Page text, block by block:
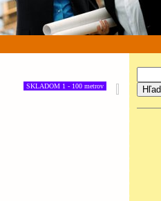
SKLADOM 1 - 100 metrov